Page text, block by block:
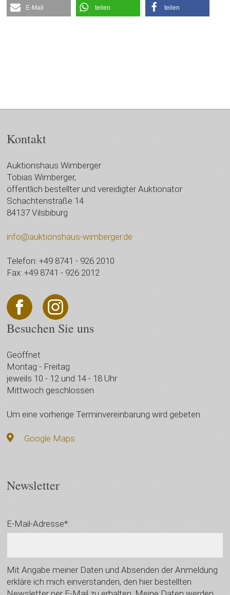
E-Mail teilen teilen
Kontakt
Auktionshaus Wimberger
Tobias Wimberger,
öffentlich bestellter und vereidigter Auktionator
Schachtenstraße 14
84137 Vilsbiburg
info@auktionshaus-wimberger.de
Telefon: +49 8741 - 926 2010
Fax: +49 8741 - 926 2012
Besuchen Sie uns
Geöffnet
Montag - Freitag
jeweils 10 - 12 und 14 - 18 Uhr
Mittwoch geschlossen
Um eine vorherige Terminvereinbarung wird gebeten
Google Maps
Newsletter
E-Mail-Adresse*:
Mit Angabe meiner Daten und Absenden der Anmeldung
erkläre ich mich einverstanden, den hier bestellten